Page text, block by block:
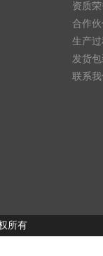
资质
合作
生产
发货
联系
所有